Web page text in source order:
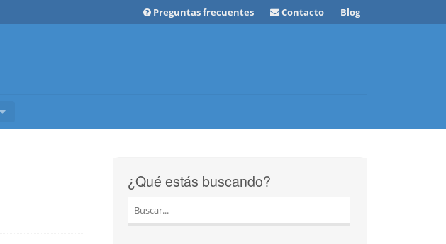
Preguntas frecuentes Contacto Blog
¿Qué estás buscando?